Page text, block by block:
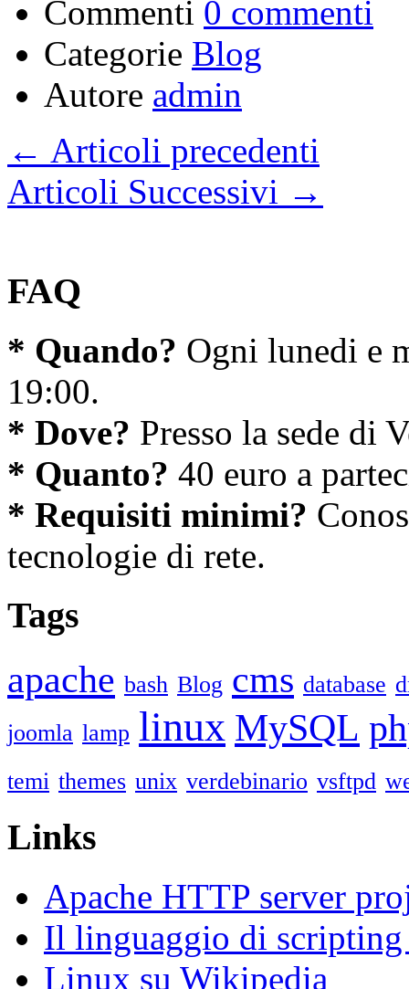
Commenti 0 commenti
Categorie Blog
Autore admin
← Articoli precedenti
Articoli Successivi →
FAQ
* Quando? Ogni lunedi e
19:00.
* Dove? Presso la sede di
* Quanto? 40 euro a
* Requisiti minimi?
tecnologie di rete.
Tags
apache bash Blog cms database
joomla lamp linux MySQL
temi themes unix verdebinario vsftpd
Links
Apache HTTP server
Il linguaggio di scripting
Linux su Wikipedia